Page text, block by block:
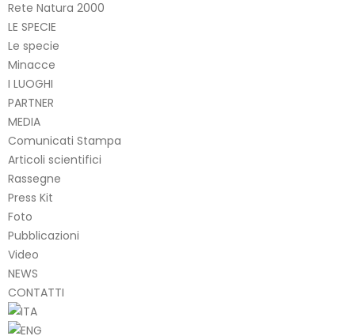
Rete Natura 2000
LE SPECIE
Le specie
Minacce
I LUOGHI
PARTNER
MEDIA
Comunicati Stampa
Articoli scientifici
Rassegne
Press Kit
Foto
Pubblicazioni
Video
NEWS
CONTATTI